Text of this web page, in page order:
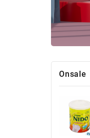
Onsale